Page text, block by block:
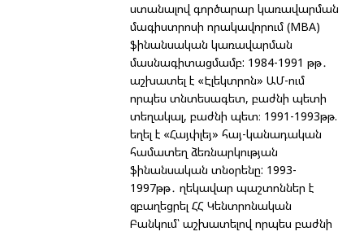
ստանալով գործարար կառավարման
մագիստրոսի որակավորում (MBA)
ֆինանսական կառավարման
մասնագիտացմամբ: 1984-1991 թթ․
աշխատել է «Էլեկտրոն» ԱՄ-ում
որպես տնտեսագետ, բաժնի պետի
տեղակալ, բաժնի պետ։ 1991-1993թթ.
եղել է «Հայփլեյ» հայ-կանադական
համատեղ ձեռնարկության
ֆինանսական տնօրենը: 1993-
1997թթ․ ղեկավար պաշտոններ է
զբաղեցրել ՀՀ Կենտրոնական
Բանկում՝ աշխատելով որպես բաժնի